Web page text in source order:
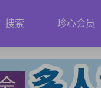
搜索 珍心会员